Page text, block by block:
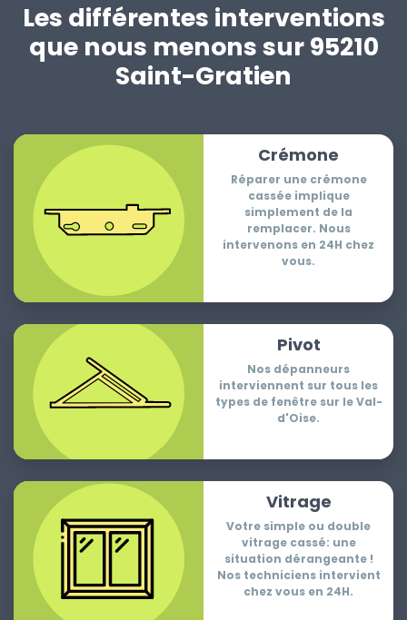
Les différentes interventions
que nous menons sur 95210
Saint-Gratien
Crémone
Réparer une crémone
cassée implique
simplement de la
remplacer. Nous
intervenons en 24H chez
vous.
Pivot
Nos dépanneurs
interviennent sur tous les
types de fenêtre sur le Val-
d'Oise.
Vitrage
Votre simple ou double
vitrage cassé: une
situation dérangeante !
Nos techniciens intervient
chez vous en 24H.